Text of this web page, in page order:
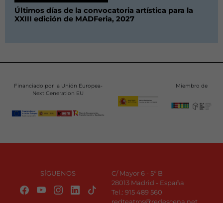
Últimos días de la convocatoria artística para la
XXIII edición de MADFeria, 2027
Financiado por la Unión Europea-
Next Generation EU
Miembro de
SÍGUENOS
C/ Mayor 6 - 5º B
28013 Madrid - España
Tel.: 915 489 560